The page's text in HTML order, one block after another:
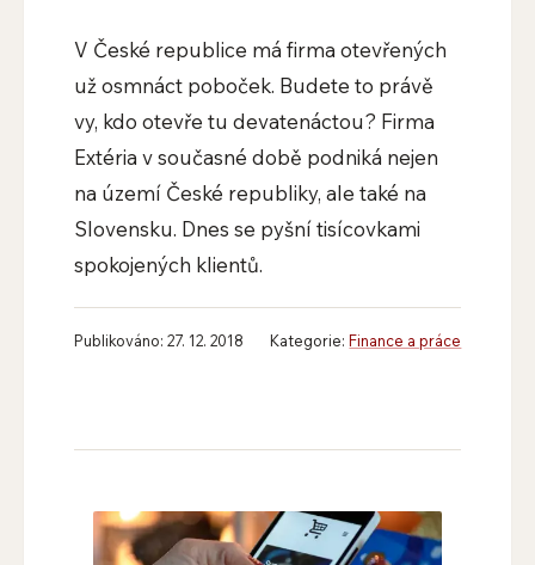
V České republice má firma otevřených
už osmnáct poboček. Budete to právě
vy, kdo otevře tu devatenáctou? Firma
Extéria v současné době podniká nejen
na území České republiky, ale také na
Slovensku. Dnes se pyšní tisícovkami
spokojených klientů.
Publikováno: 27. 12. 2018 Kategorie:Finance a práce